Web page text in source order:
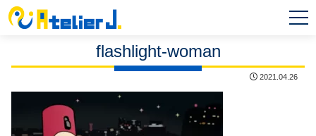
flashlight-woman
2021.04.26